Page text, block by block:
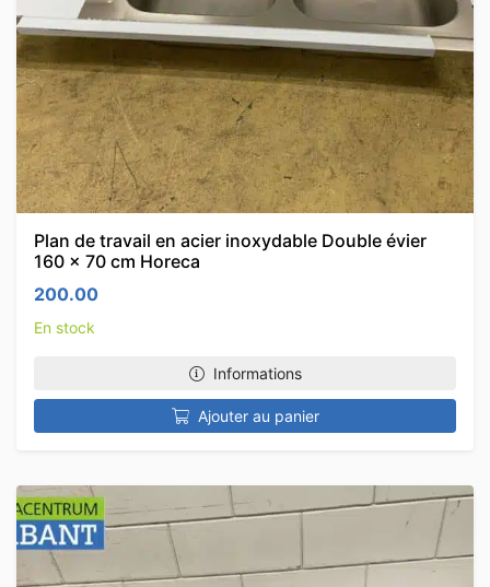
Plan de travail en acier inoxydable Double évier
160 x 70 cm Horeca
200.00
En stock
Informations
Ajouter au panier